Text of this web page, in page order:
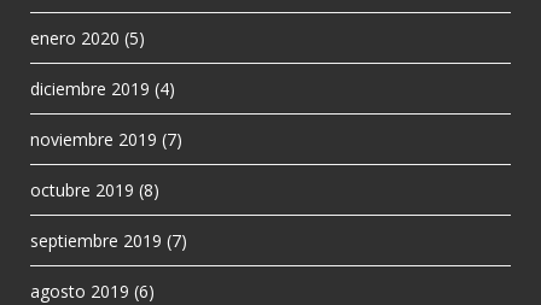
enero 2020 (5)
diciembre 2019 (4)
noviembre 2019 (7)
octubre 2019 (8)
septiembre 2019 (7)
agosto 2019 (6)